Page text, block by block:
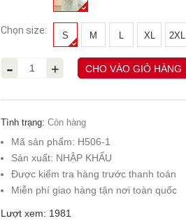
Chọn size: S M L XL 2XL
- + CHO VÀO GIỎ HÀNG
Tình trạng: Còn hàng
Mã sản phẩm: H506-1
Sản xuất: NHẬP KHẨU
Được kiểm tra hàng trước thanh toán
Miễn phí giao hàng tận nơi toàn quốc
Lượt xem: 1981